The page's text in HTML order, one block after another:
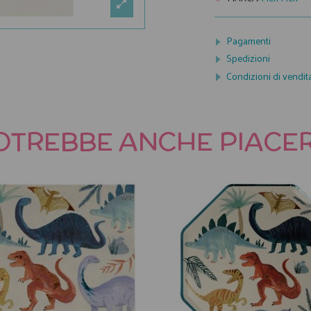
Pagamenti
Spedizioni
Condizioni di
ANCHE